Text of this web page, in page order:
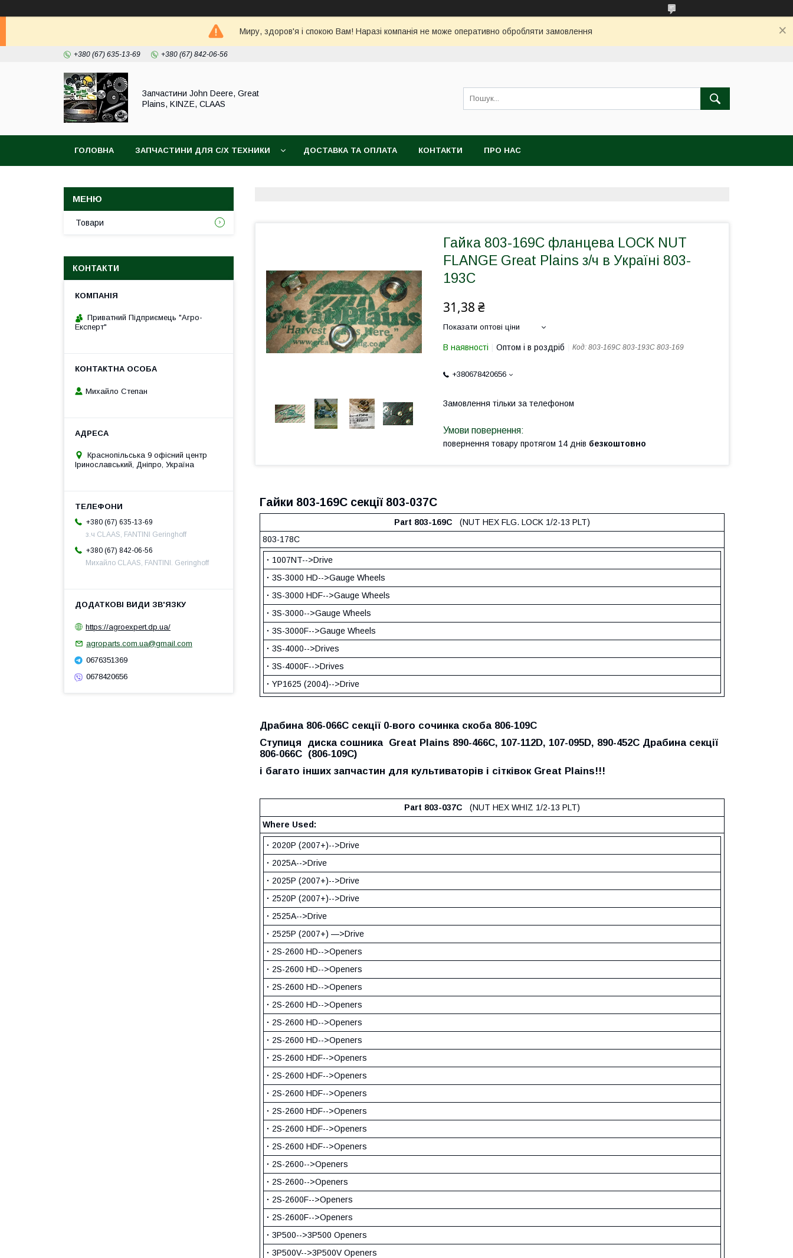
Миру, здоров'я і спокою Вам! Наразі компанія не може оперативно обробляти замовлення
+380 (67) 635-13-69 +380 (67) 842-06-56
Запчастини John Deere, Great
Plains, KINZE, CLAAS
ГОЛОВНА ЗАПЧАСТИНИ ДЛЯ С/Х ТЕХНИКИ ДОСТАВКА ТА ОПЛАТА КОНТАКТИ ПРО НАС
Гайка 803-169C фланцева LOCK NUT
FLANGE Great Plains з/ч в Україні 803-
193С
31,38 ₴
Показати оптові ціни
В наявності Оптом і в роздріб Код: 803-169С 803-193C 803-169
+380678420656
Замовлення тільки за телефоном
повернення товару протягом 14 днів безкоштовно
Гайки 803-169C секції 803-037C
Part 803-169C (NUT HEX FLG. LOCK 1/2-13 PLT)
803-178C
· 1007NT-->Drive
· 3S-3000 HD-->Gauge Wheels
· 3S-3000 HDF-->Gauge Wheels
· 3S-3000-->Gauge Wheels
· 3S-3000F-->Gauge Wheels
· 3S-4000-->Drives
· 3S-4000F-->Drives
· YP1625 (2004)-->Drive
Драбина 806-066C секції 0-вого сочинка скоба 806-109С
Ступиця диска сошника Great Plains 890-466C, 107-112D, 107-095D, 890-452C Драбина секції
806-066C (806-109С)
і багато інших запчастин для культиваторів і сітківок Great Plains!!!
Part 803-037C (NUT HEX WHIZ 1/2-13 PLT)
Where Used:
· 2020P (2007+)-->Drive
· 2025A-->Drive
· 2025P (2007+)-->Drive
· 2520P (2007+)-->Drive
· 2525A-->Drive
· 2525P (2007+) —>Drive
· 2S-2600 HD-->Openers
· 2S-2600 HD-->Openers
· 2S-2600 HD-->Openers
· 2S-2600 HD-->Openers
· 2S-2600 HD-->Openers
· 2S-2600 HD-->Openers
· 2S-2600 HDF-->Openers
· 2S-2600 HDF-->Openers
· 2S-2600 HDF-->Openers
· 2S-2600 HDF-->Openers
· 2S-2600 HDF-->Openers
· 2S-2600 HDF-->Openers
· 2S-2600-->Openers
· 2S-2600-->Openers
· 2S-2600F-->Openers
· 2S-2600F-->Openers
· 3P500-->3P500 Openers
· 3P500V-->3P500V Openers
Товари
КОНТАКТИ
Приватний Підприємець "Агро-
Експерт"
Михайло Степан
Краснопільська 9 офісний центр
Іринославський, Дніпро, Україна
+380 (67) 635-13-69
з.ч CLAAS, FANTINI Geringhoff
+380 (67) 842-06-56
Михайло CLAAS, FANTINI. Geringhoff
https://agroexpert.dp.ua/
agroparts.com.ua@gmail.com
0676351369
0678420656